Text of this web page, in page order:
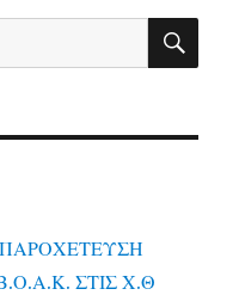
«ΠΑΡΟΧΕΤΕΥΣΗ
ΣΤΙΣ Χ.Θ